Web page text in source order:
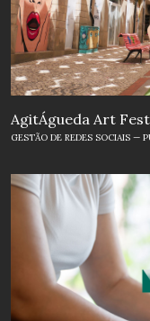
AgitÁgueda Art
GESTÃO DE REDES SOCIAIS —